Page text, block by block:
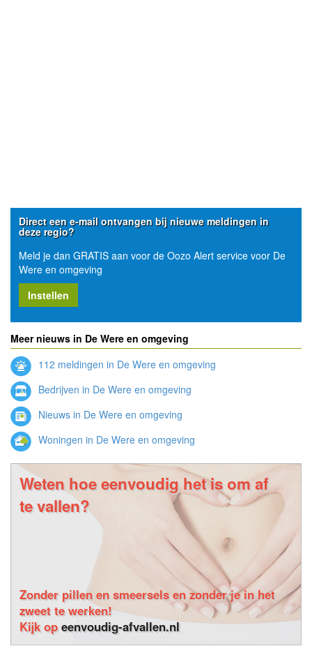
Direct een e-mail ontvangen bij nieuwe meldingen in
deze regio?
Meld je dan GRATIS aan voor de Oozo Alert service voor De
Were en omgeving
Instellen
Meer nieuws in De Were en omgeving
112 meldingen in De Were en omgeving
Bedrijven in De Were en omgeving
Nieuws in De Were en omgeving
Woningen in De Were en omgeving
Weten hoe eenvoudig het is om af
te vallen?
Zonder pillen en smeersels en zonder je in het
zweet te werken!
Kijk opeenvoudig-afvallen.nl